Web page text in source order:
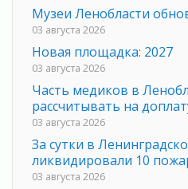
Музеи Ленобласти
03 августа 2026
Новая площадка: 2027
03 августа 2026
Часть медиков в
рассчитывать на
03 августа 2026
За сутки в
ликвидировали 10
03 августа 2026